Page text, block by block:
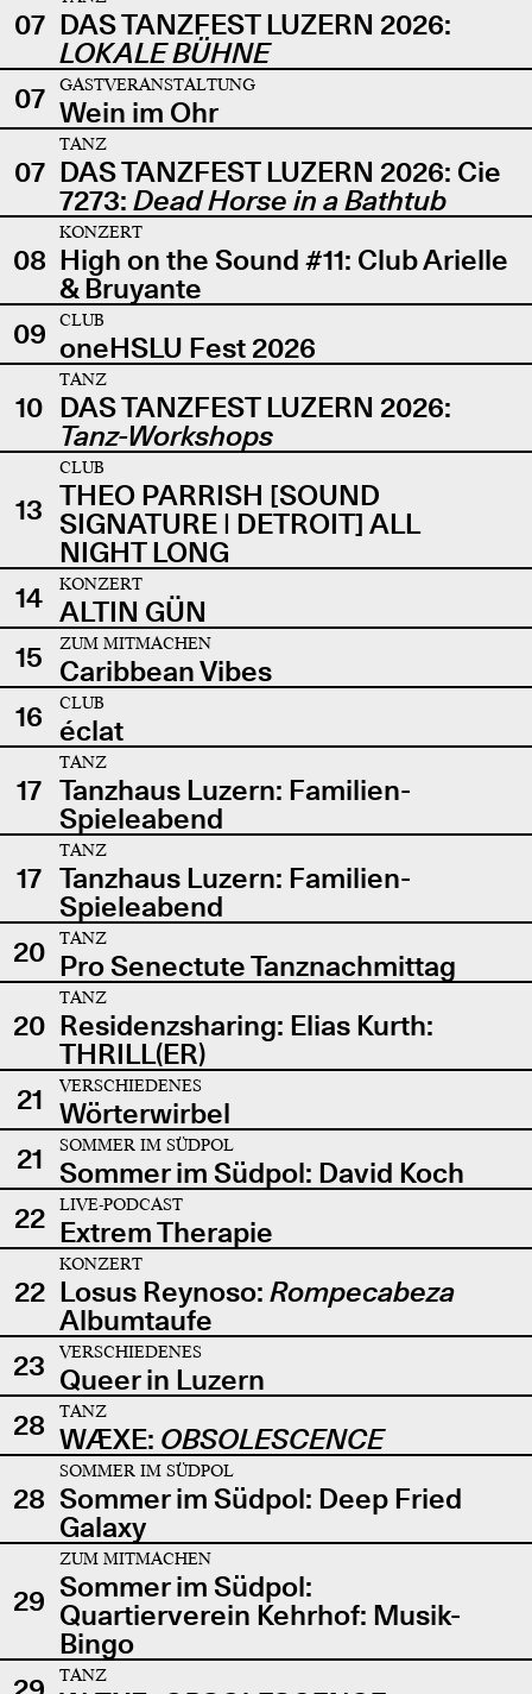
07 DAS TANZFEST LUZERN 2026:
LOKALE BÜHNE
07
GASTVERANSTALTUNG
Wein im Ohr
07
TANZ
DAS TANZFEST LUZERN 2026: Cie
7273: Dead Horse in a Bathtub
08
KONZERT
High on the Sound #11: Club Arielle
& Bruyante
09
CLUB
oneHSLU Fest 2026
10
TANZ
DAS TANZFEST LUZERN 2026:
Tanz-Workshops
13
CLUB
THEO PARRISH [SOUND
SIGNATURE | DETROIT] ALL
NIGHT LONG
14
KONZERT
ALTIN GÜN
15
ZUM MITMACHEN
Caribbean Vibes
16
CLUB
éclat
17
TANZ
Tanzhaus Luzern: Familien-
Spieleabend
17
TANZ
Tanzhaus Luzern: Familien-
Spieleabend
20
TANZ
Pro Senectute Tanznachmittag
20
TANZ
Residenzsharing: Elias Kurth:
THRILL(ER)
21
VERSCHIEDENES
Wörterwirbel
21
SOMMER IM SÜDPOL
Sommer im Südpol: David Koch
22
LIVE-PODCAST
Extrem Therapie
22
KONZERT
Losus Reynoso: Rompecabeza
Albumtaufe
23
VERSCHIEDENES
Queer in Luzern
28
TANZ
WÆXE: OBSOLESCENCE
28
SOMMER IM SÜDPOL
Sommer im Südpol: Deep Fried
Galaxy
29
ZUM MITMACHEN
Sommer im Südpol:
Quartierverein Kehrhof: Musik-
Bingo
TANZ